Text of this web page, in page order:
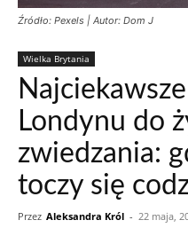
Źródło: Pexels | Autor: Dom J
Wielka Brytania
Londynu do
zwiedzania:
toczy się
Przez Aleksandra Król - 22 maja,